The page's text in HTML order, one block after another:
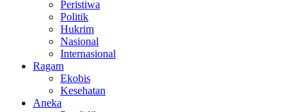
Peristiwa
Politik
Hukrim
Nasional
Internasional
Ragam
Ekobis
Kesehatan
Aneka